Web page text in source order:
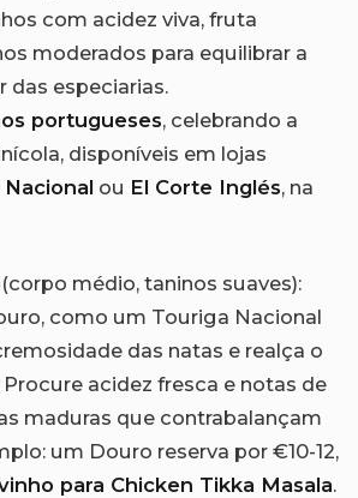
com acidez viva, fruta
moderados para equilibrar a
das especiarias.
portugueses, celebrando a
disponíveis em lojas
ou El Corte Inglés, na
(corpo médio, taninos suaves):
como um Touriga Nacional
das natas e realça o
acidez fresca e notas de
maduras que contrabalançam
um Douro reserva por €10-12,
para Chicken Tikka Masala.